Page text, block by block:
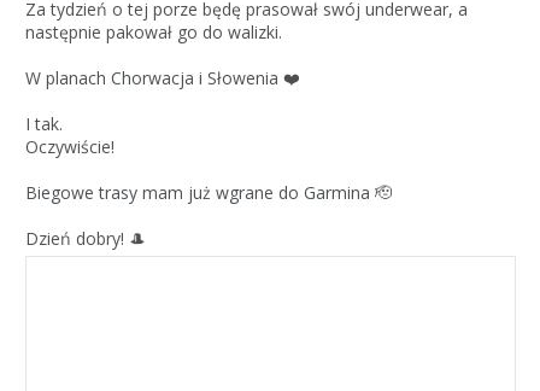
Za tydzień o tej porze będę prasował swój underwear, a
następnie pakował go do walizki.
W planach Chorwacja i Słowenia ❤️
I tak.
Oczywiście!
Biegowe trasy mam już wgrane do Garmina 🫡
Dzień dobry! 🎩